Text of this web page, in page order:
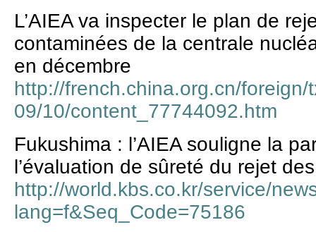
L’AIEA va inspecter le plan de
contaminées de la centrale
en décembre
http://french.china.org.cn/foreign/
09/10/content_77744092.htm
Fukushima : l’AIEA souligne la
l’évaluation de sûreté du rejet
http://world.kbs.co.kr/service/
lang=f&Seq_Code=75186